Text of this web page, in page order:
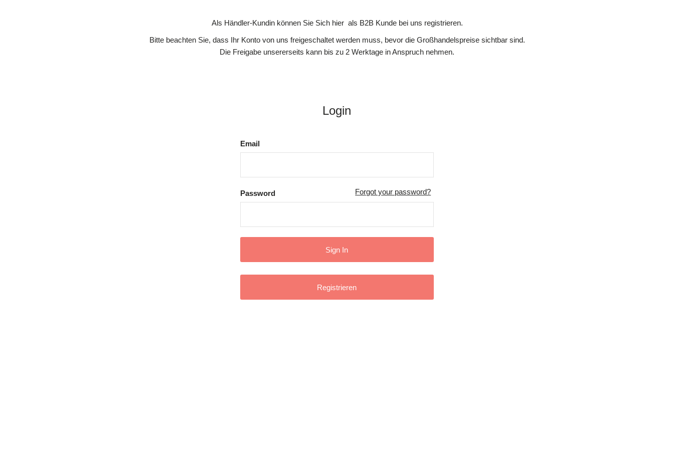
Als Händler-Kundin können Sie Sich hier als B2B Kunde bei uns registrieren.
Bitte beachten Sie, dass Ihr Konto von uns freigeschaltet werden muss, bevor die Großhandelspreise sichtbar sind.
Die Freigabe unsererseits kann bis zu 2 Werktage in Anspruch nehmen.
Login
Email
Password Forgot your password?
Registrieren